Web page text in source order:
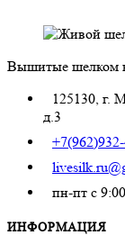
Вышитые шелком
125130, г.
д.3
пн-пт с
ИНФОРМАЦИЯ